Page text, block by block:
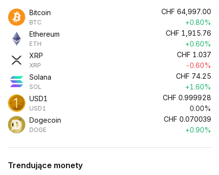
Bitcoin
BTC
CHF 64,997.00
+0.80%
Ethereum
ETH
CHF 1,915.76
+0.60%
XRP
XRP
CHF 1.037
-0.60%
Solana
SOL
CHF 74.25
+1.60%
USD1
USD1
CHF 0.999928
0.00%
Dogecoin
DOGE
CHF 0.070039
+0.90%
Trendujące monety